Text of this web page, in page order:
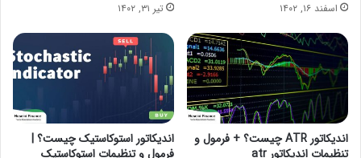
اسفند ۱۶, ۱۴۰۲ تیر ۳۱, ۱۴۰۲
اندیکاتور ATR چیست؟ + فرمول و
تنظیمات اندیکاتور atr
اندیکاتور استوکاستیک چیست؟ |
فرمول و تنظیمات استوکاستیک